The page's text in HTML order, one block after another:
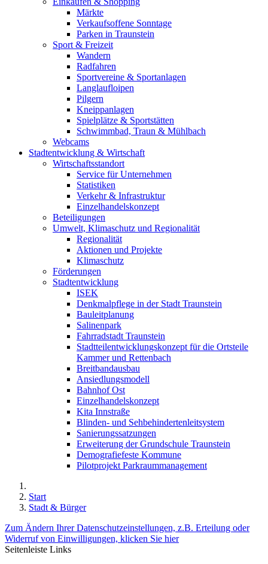
Märkte
Verkaufsoffene Sonntage
Parken in Traunstein
Sport & Freizeit
Wandern
Radfahren
Sportvereine & Sportanlagen
Langlaufloipen
Pilgern
Kneippanlagen
Spielplätze & Sportstätten
Schwimmbad, Traun & Mühlbach
Webcams
Stadtentwicklung & Wirtschaft
Wirtschaftsstandort
Service für Unternehmen
Statistiken
Verkehr & Infrastruktur
Einzelhandelskonzept
Beteiligungen
Umwelt, Klimaschutz und Regionalität
Regionalität
Aktionen und Projekte
Klimaschutz
Förderungen
Stadtentwicklung
ISEK
Denkmalpflege in der Stadt Traunstein
Bauleitplanung
Salinenpark
Fahrradstadt Traunstein
Stadtteilentwicklungskonzept für die Ortsteile
Kammer und Rettenbach
Breitbandausbau
Ansiedlungsmodell
Bahnhof Ost
Einzelhandelskonzept
Kita Innstraße
Blinden- und Sehbehindertenleitsystem
Sanierungssatzungen
Erweiterung der Grundschule Traunstein
Demografiefeste Kommune
Pilotprojekt Parkraummanagement
Start
Stadt & Bürger
Zum Ändern Ihrer Datenschutzeinstellungen, z.B. Erteilung oder
Widerruf von Einwilligungen, klicken Sie hier
Seitenleiste Links